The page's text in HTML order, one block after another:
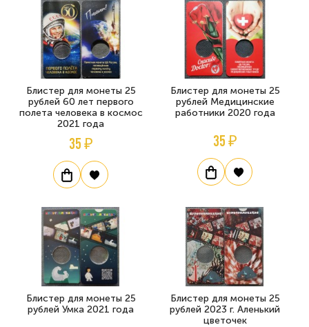
Блистер для монеты 25
рублей 60 лет первого
полета человека в космос
2021 года
35 ₽
Блистер для монеты 25
рублей Медицинские
работники 2020 года
35 ₽
Блистер для монеты 25
рублей Умка 2021 года
Блистер для монеты 25
рублей 2023 г. Аленький
цветочек